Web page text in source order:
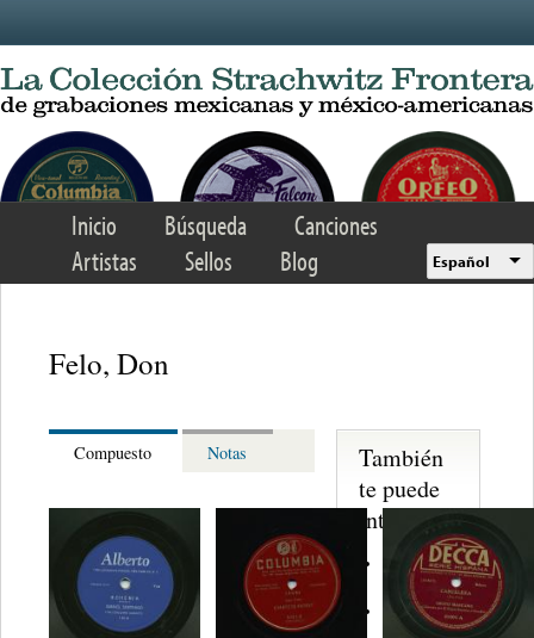
Inicio Búsqueda
Canciones
Artistas
Sellos Blog Español
Felo, Don
Compuesto Notas
También
te puede
interesar...
Martinez,
Felipe
Performance